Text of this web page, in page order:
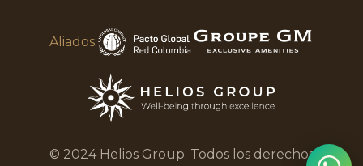
Aliados:
© 2024 Helios Group. Todos los derechos